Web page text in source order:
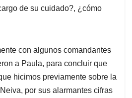
de su cuidado?, ¿cómo
con algunos comandantes
a Paula, para concluir que
hicimos previamente sobre la
por sus alarmantes cifras